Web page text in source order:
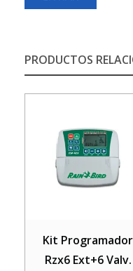
PRODUCTOS
Kit Programador
Rzx6 Ext+6 Valv.